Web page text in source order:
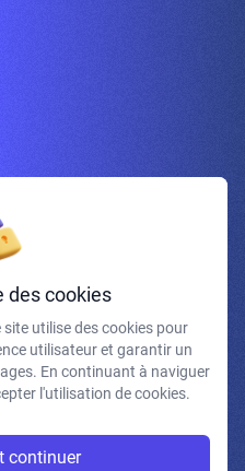
la newsletter
avoir pris connaissance de
et mentions légales.
des cookies
utilise des cookies pour
utilisateur et garantir un
En continuant à naviguer
l'utilisation de cookies.
continuer